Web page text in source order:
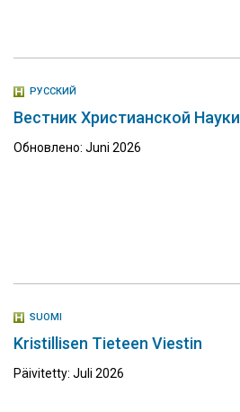
РУССКИЙ
Вестник Христианской Науки
Обновлено: Juni 2026
SUOMI
Kristillisen Tieteen Viestin
Päivitetty: Juli 2026